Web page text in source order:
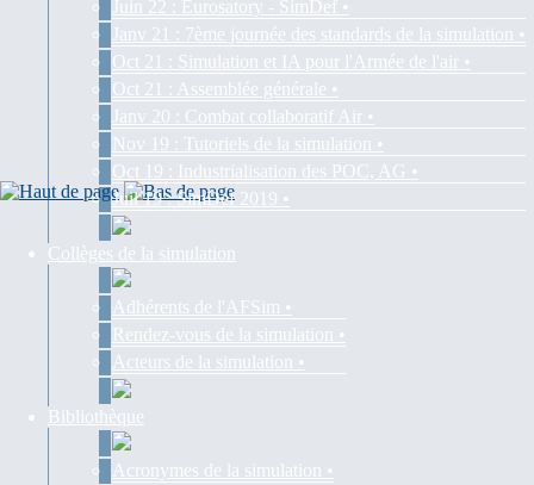
Juin 22 : Eurosatory - SimDef •
Janv 21 : 7ème journée des standards de la simulation •
Oct 21 : Simulation et IA pour l'Armée de l'air •
Oct 21 : Assemblée générale •
Janv 20 : Combat collaboratif Air •
Nov 19 : Tutoriels de la simulation •
Oct 19 : Industrialisation des POC, AG •
Juil 19 : SimDef 2019 •
Collèges de la simulation
Adhérents de l'AFSim •
Rendez-vous de la simulation •
Acteurs de la simulation •
Bibliothèque
Acronymes de la simulation •